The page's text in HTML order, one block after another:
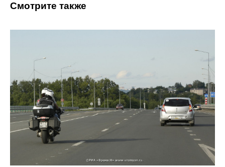
Смотрите также